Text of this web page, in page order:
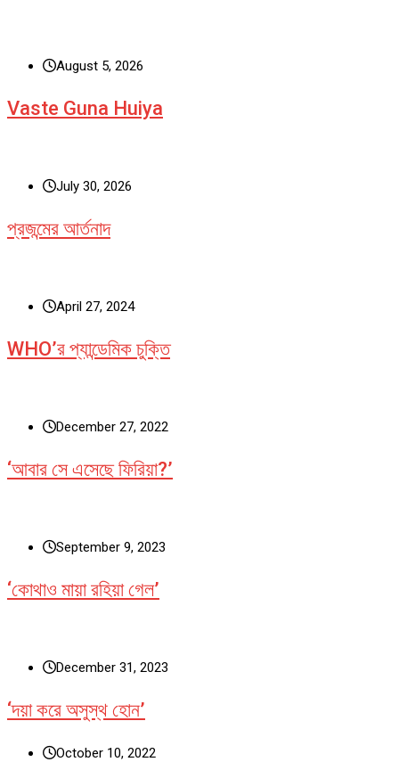
August 5, 2026
Vaste Guna Huiya
July 30, 2026
প্রজন্মের আর্তনাদ
April 27, 2024
WHO’র প্যান্ডেমিক চুক্তি
December 27, 2022
‘আবার সে এসেছে ফিরিয়া?’
September 9, 2023
‘কোথাও মায়া রহিয়া গেল’
December 31, 2023
‘দয়া করে অসুস্থ হোন’
October 10, 2022